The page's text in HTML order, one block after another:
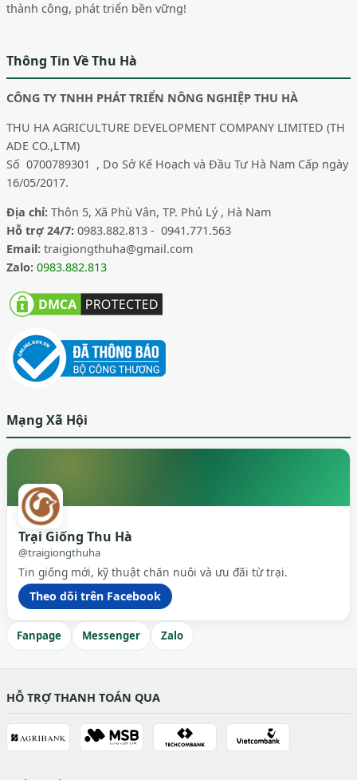
thành công, phát triển bền vững!
Thông Tin Về Thu Hà
CÔNG TY TNHH PHÁT TRIỂN NÔNG NGHIỆP THU HÀ
THU HA AGRICULTURE DEVELOPMENT COMPANY LIMITED (TH
ADE CO.,LTM)
Số 0700789301 , Do Sở Kế Hoạch và Đầu Tư Hà Nam Cấp ngày
16/05/2017.
Địa chỉ: Thôn 5, Xã Phù Vân, TP. Phủ Lý , Hà Nam
Hỗ trợ 24/7: 0983.882.813 - 0941.771.563
Email: traigiongthuha@gmail.com
Zalo: 0983.882.813
Mạng Xã Hội
Trại Giống Thu Hà
@traigiongthuha
Tin giống mới, kỹ thuật chăn nuôi và ưu đãi từ trại.
Theo dõi trên Facebook
Fanpage Messenger Zalo
HỖ TRỢ THANH TOÁN QUA